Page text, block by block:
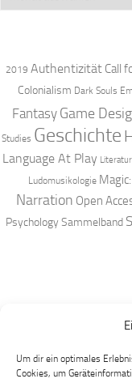
Um dir ein optimales
Cookies, um
2019 Authentizität Call
Colonialism Dark Souls
Fantasy Game
Studies Geschichte
Language At Play
Ludomusikologie
Narration Open
PsychologySammelband